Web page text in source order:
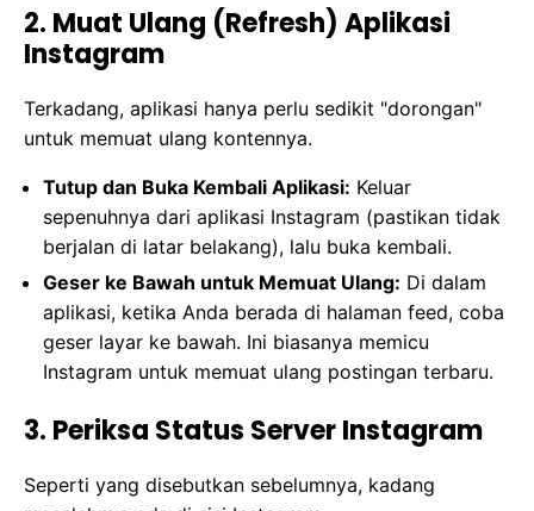
2. Muat Ulang (Refresh) Aplikasi
Instagram
Terkadang, aplikasi hanya perlu sedikit "dorongan"
untuk memuat ulang kontennya.
Tutup dan Buka Kembali Aplikasi: Keluar
sepenuhnya dari aplikasi Instagram (pastikan tidak
berjalan di latar belakang), lalu buka kembali.
Geser ke Bawah untuk Memuat Ulang: Di dalam
aplikasi, ketika Anda berada di halaman feed, coba
geser layar ke bawah. Ini biasanya memicu
Instagram untuk memuat ulang postingan terbaru.
3. Periksa Status Server Instagram
Seperti yang disebutkan sebelumnya, kadang